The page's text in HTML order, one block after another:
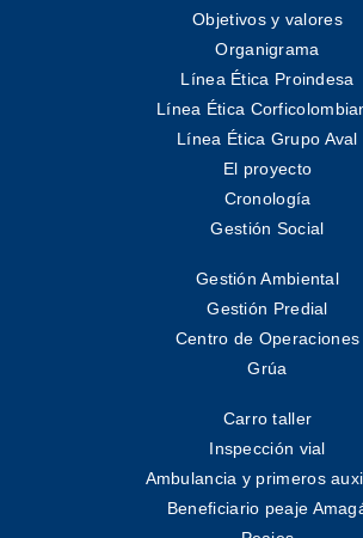
Objetivos y valores
Organigrama
Línea Ética Proindesa
Línea Ética
Línea Ética Grupo Aval
El proyecto
Cronología
Gestión Social
Gestión Ambiental
Gestión Predial
Centro de Operaciones
Grúa
Carro taller
Inspección vial
Ambulancia y primeros
Beneficiario peaje